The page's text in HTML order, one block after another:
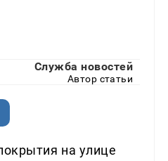
Служба новостей
Автор статьи
на улице